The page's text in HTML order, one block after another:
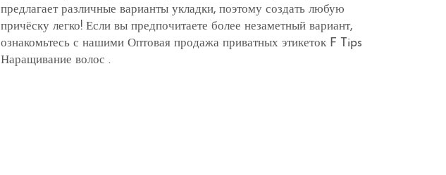
предлагает различные варианты укладки, поэтому создать любую
причёску легко! Если вы предпочитаете более незаметный вариант,
ознакомьтесь с нашими Оптовая продажа приватных этикеток F Tips
Наращивание волос .